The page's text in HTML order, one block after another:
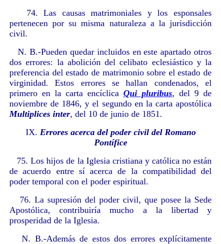
74. Las causas matrimoniales y los esponsales
pertenecen por su misma naturaleza a la jurisdicción
civil.
N. B.-Pueden quedar incluidos en este apartado otros
dos errores: la abolición del celibato eclesiástico y la
preferencia del estado de matrimonio sobre el estado de
virginidad. Estos errores se hallan condenados, el
primero en la carta encíclica Qui pluribus, del 9 de
noviembre de 1846, y el segundo en la carta apostólica
Multiplices inter, del 10 de junio de 1851.
IX. Errores acerca del poder civil del Romano
Pontífice
75. Los hijos de la Iglesia cristiana y católica no están
de acuerdo entre sí acerca de la compatibilidad del
poder temporal con el poder espiritual.
76. La supresión del poder civil, que posee la Sede
Apostólica, contribuiría mucho a la libertad y
prosperidad de la Iglesia.
N. B.-Además de estos dos errores explícitamente